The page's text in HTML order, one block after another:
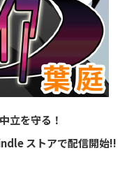
立を守る！
ストアで配信開始!!